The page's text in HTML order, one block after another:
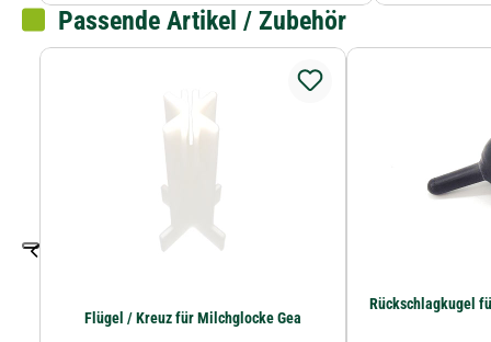
Passende Artikel / Zubehör
Flügel / Kreuz für Milchglocke Gea